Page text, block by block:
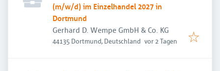
(m/w/d) im Einzelhandel 2027 in
Dortmund
Gerhard D. Wempe GmbH & Co. KG
44135 Dortmund, Deutschland Veröffentlicht
vor 2 Tagen